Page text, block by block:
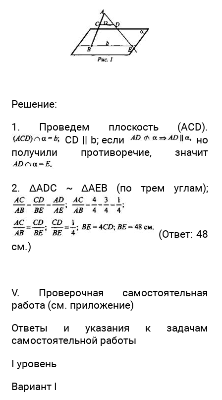
Решение:
1. Проведем плоскость (ACD).
CD || b; если
но
получили противоречие, значит
2. ΔADC ~ ΔАЕВ (по трем углам);
(Ответ: 48
см.)
V. Проверочная самостоятельная
работа (см. приложение)
Ответы и указания к задачам
самостоятельной работы
I уровень
Вариант I